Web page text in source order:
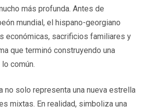
más profunda. Antes de
mundial, el hispano-georgiano
económicas, sacrificios familiares y
que terminó construyendo una
común.
no solo representa una nueva estrella
mixtas. En realidad, simboliza una